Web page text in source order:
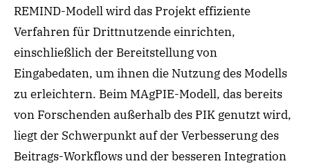
REMIND-Modell wird das Projekt effiziente
Verfahren für Drittnutzende einrichten,
einschließlich der Bereitstellung von
Eingabedaten, um ihnen die Nutzung des Modells
zu erleichtern. Beim MAgPIE-Modell, das bereits
von Forschenden außerhalb des PIK genutzt wird,
liegt der Schwerpunkt auf der Verbesserung des
Beitrags-Workflows und der besseren Integration